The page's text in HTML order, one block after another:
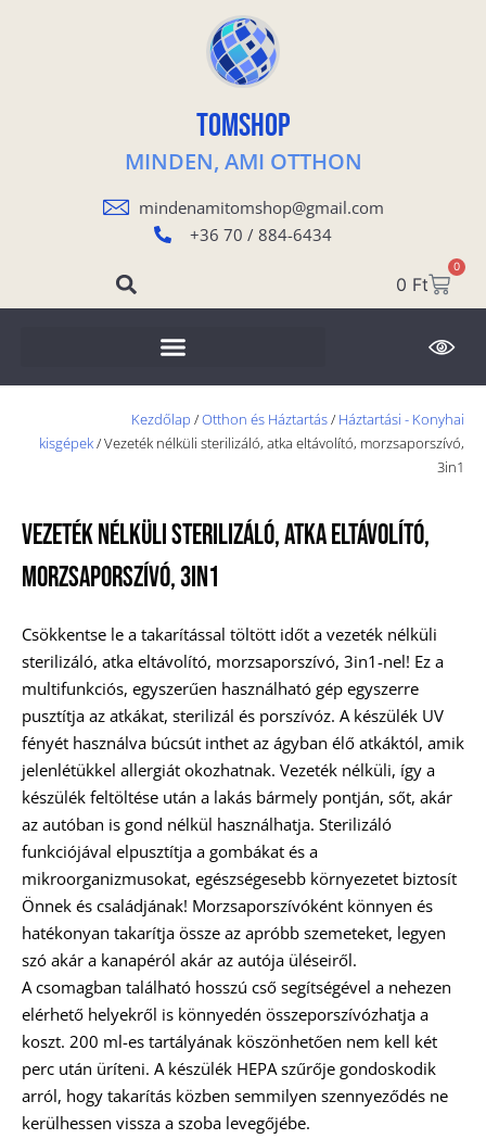
TOMSHOP
MINDEN, AMI OTTHON
mindenamitomshop@gmail.com
+36 70 / 884-6434
0 Ft
0
Kezdőlap /Otthon és Háztartás/ Háztartási - Konyhai
kisgépek/ Vezeték nélküli sterilizáló, atka eltávolító, morzsaporszívó,
3in1
Vezeték Nélküli Sterilizáló, Atka Eltávolító,
Morzsaporszívó, 3in1
Csökkentse le a takarítással töltött időt a vezeték nélküli
sterilizáló, atka eltávolító, morzsaporszívó, 3in1-nel! Ez a
multifunkciós, egyszerűen használható gép egyszerre
pusztítja az atkákat, sterilizál és porszívóz. A készülék UV
fényét használva búcsút inthet az ágyban élő atkáktól, amik
jelenlétükkel allergiát okozhatnak. Vezeték nélküli, így a
készülék feltöltése után a lakás bármely pontján, sőt, akár
az autóban is gond nélkül használhatja. Sterilizáló
funkciójával elpusztítja a gombákat és a
mikroorganizmusokat, egészségesebb környezetet biztosít
Önnek és családjának! Morzsaporszívóként könnyen és
hatékonyan takarítja össze az apróbb szemeteket, legyen
szó akár a kanapéról akár az autója üléseiről.
A csomagban található hosszú cső segítségével a nehezen
elérhető helyekről is könnyedén összeporszívózhatja a
koszt. 200 ml-es tartályának köszönhetően nem kell két
perc után üríteni. A készülék HEPA szűrője gondoskodik
arról, hogy takarítás közben semmilyen szennyeződés ne
kerülhessen vissza a szoba levegőjébe.